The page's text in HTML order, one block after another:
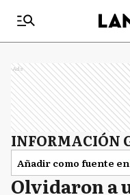
Ads
INFORMACIÓN
Añadir como fuente en
Olvidaron a